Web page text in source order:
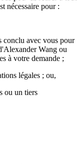
nécessaire pour :
conclu avec vous pour
Wang ou
à votre demande ;
légales ; ou,
ou un tiers